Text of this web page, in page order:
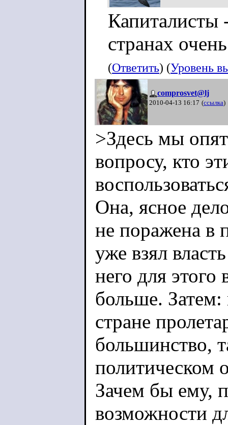
Капиталисты
странах
(Ответить) (Уровень
comprosvet@lj
2010-04-13 16:17 (ссылка)
>Здесь мы
вопросу, кто
Она, ясное
не поражена в
уже взял
него для этого
больше.
стране
большинство,
политическом
Зачем бы ему,
возможности